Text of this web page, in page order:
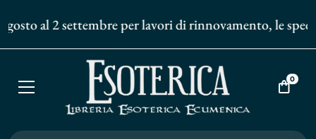
al 2 settembre per lavori di rinnovamento, le
Apri
Vai
0